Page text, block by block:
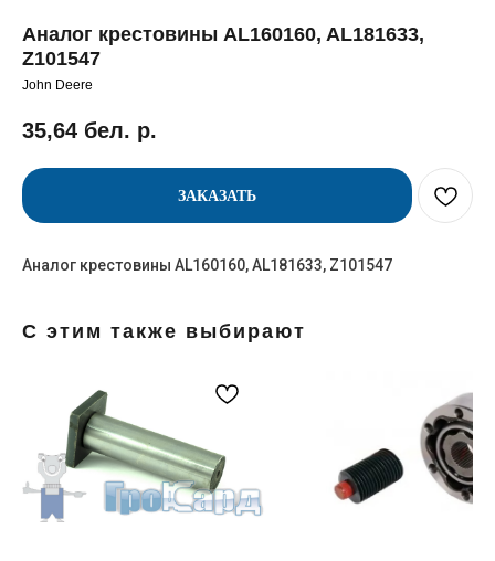
Аналог крестовины AL160160, AL181633,
Z101547
John Deere
35,64 бел. р.
ЗАКАЗАТЬ
Аналог крестовины AL160160, AL181633, Z101547
С этим также выбирают